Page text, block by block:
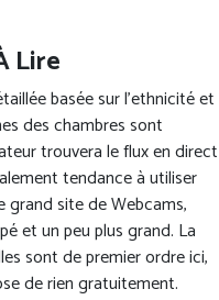
Lire
basée sur l’ethnicité et
des chambres sont
trouvera le flux en direct
tendance à utiliser
site de Webcams,
et un peu plus grand. La
sont de premier ordre ici,
de rien gratuitement.